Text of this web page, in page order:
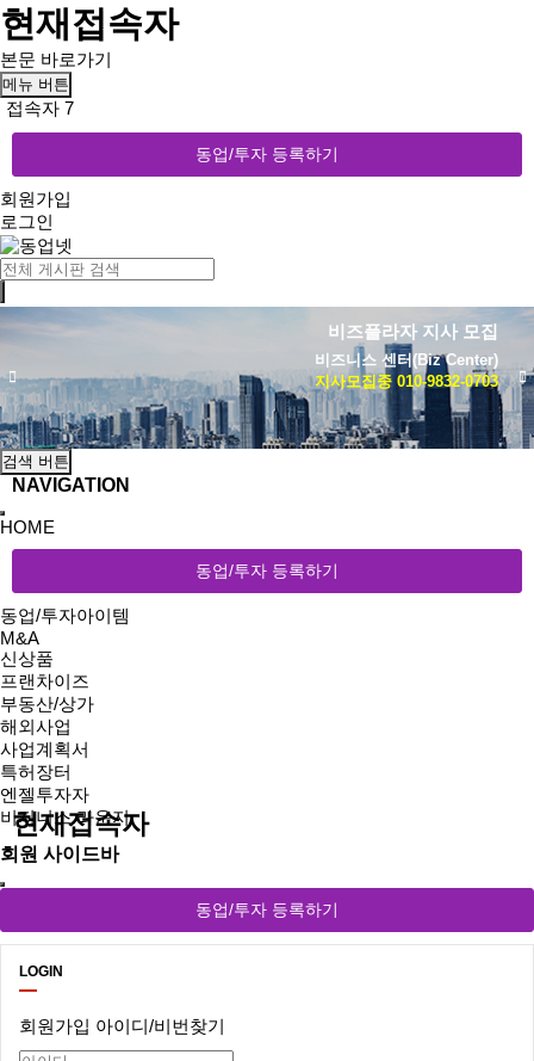
현재접속자
본문 바로가기
메뉴 버튼
접속자 7
동업/투자 등록하기
회원가입
로그인
비즈플라자 지사 모집
비즈니스 센터(Biz Center)
지사모집중 010-9832-0703
검색 버튼
NAVIGATION
HOME
동업/투자 등록하기
동업/투자아이템
M&A
신상품
프랜차이즈
부동산/상가
해외사업
사업계획서
특허장터
엔젤투자자
비지니스 라운지
현재접속자
회원 사이드바
동업/투자 등록하기
LOGIN
회원가입 아이디/비번찾기